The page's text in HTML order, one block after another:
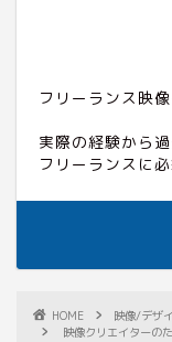
フリーランス映
実際の経験から
フリーランスに
HOME
映像/デザ
映像クリエイターの